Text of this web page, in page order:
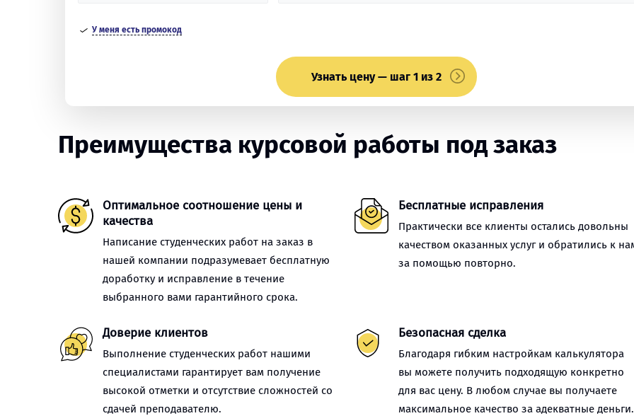
У меня есть промокод
Узнать цену — шаг 1 из 2
Преимущества курсовой работы под заказ
Оптимальное соотношение цены и
качества
Написание студенческих работ на заказ в
нашей компании подразумевает бесплатную
доработку и исправление в течение
выбранного вами гарантийного срока.
Бесплатные исправления
Практически все клиенты остались довольны
качеством оказанных услуг и обратились к
за помощью повторно.
Доверие клиентов
Выполнение студенческих работ нашими
специалистами гарантирует вам получение
высокой отметки и отсутствие сложностей со
сдачей преподавателю.
Безопасная сделка
Благодаря гибким настройкам калькулятора
вы можете получить подходящую конкретно
для вас цену. В любом случае вы получаете
максимальное качество за адекватные деньги.